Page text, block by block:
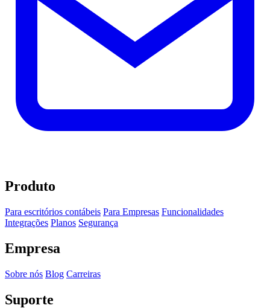
Produto
Para escritórios contábeis Para Empresas Funcionalidades
Integrações Planos Segurança
Empresa
Sobre nós Blog Carreiras
Suporte